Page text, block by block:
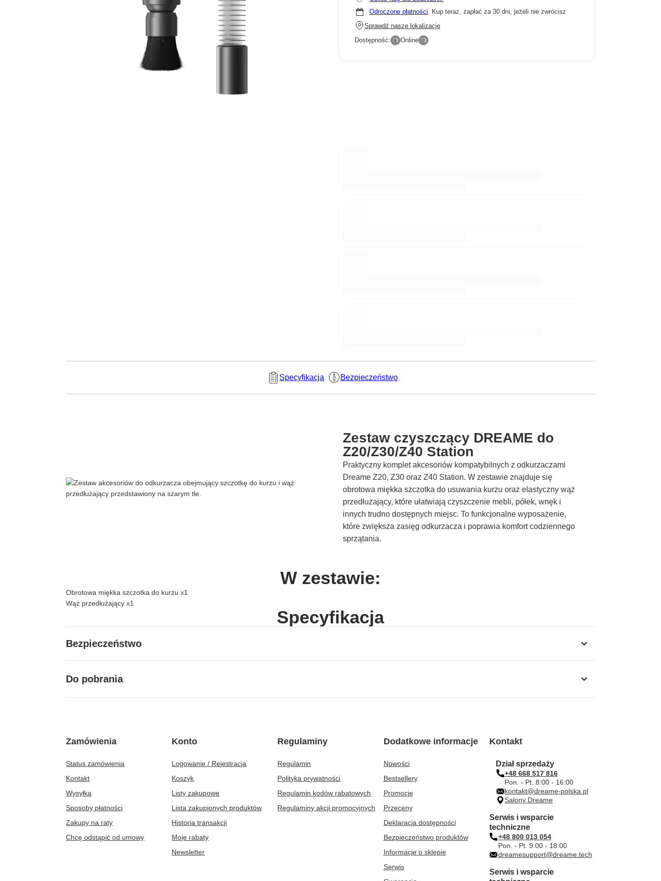
Odroczone płatności. Kup teraz, zapłać za 30 dni, jeżeli nie zwrócisz
Sprawdź nasze lokalizacje
Dostępność:
Online
Pokaż na mapie
Specyfikacja Bezpieczeństwo
Zestaw czyszczący DREAME do
Z20/Z30/Z40 Station
Praktyczny komplet akcesoriów kompatybilnych z odkurzaczami
Dreame Z20, Z30 oraz Z40 Station. W zestawie znajduje się
obrotowa miękka szczotka do usuwania kurzu oraz elastyczny wąż
przedłużający, które ułatwiają czyszczenie mebli, półek, wnęk i
innych trudno dostępnych miejsc. To funkcjonalne wyposażenie,
które zwiększa zasięg odkurzacza i poprawia komfort codziennego
sprzątania.
W zestawie:
Obrotowa miękka szczotka do kurzu x1
Wąż przedłużający x1
Specyfikacja
Model VFB2/VFB3
Station
Bezpieczeństwo
Do pobrania
Zamówienia
Status zamówienia
Kontakt
Wysyłka
Sposoby płatności
Zakupy na raty
Chcę odstąpić od umowy
Konto
Logowanie / Rejestracja
Koszyk
Listy zakupowe
Lista zakupionych produktów
Historia transakcji
Moje rabaty
Newsletter
Regulaminy
Regulamin
Polityka prywatności
Regulamin kodów rabatowych
Regulaminy akcji promocyjnych
Dodatkowe informacje
Nowości
Bestsellery
Promocje
Przeceny
Deklaracja dostępności
Bezpieczeństwo produktów
Informacje o sklepie
Serwis
Kontakt
Dział sprzedaży
+48 668 517 816
Pon. - Pt. 8:00 - 16:00
kontakt@dreame-polska.pl
Salony Dreame
Serwis i wsparcie
techniczne
+48 800 013 054
Pon. - Pt. 9:00 - 18:00
dreamesupport@dreame.tech
Serwis i wsparcie